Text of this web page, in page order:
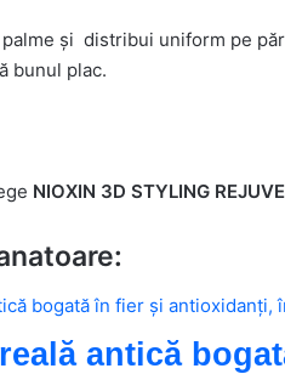
și distribui uniform pe
bunul plac.
NIOXIN 3D STYLING
antică